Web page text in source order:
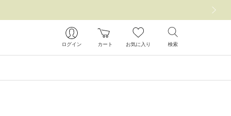
ログイン カート お気に入り 検索